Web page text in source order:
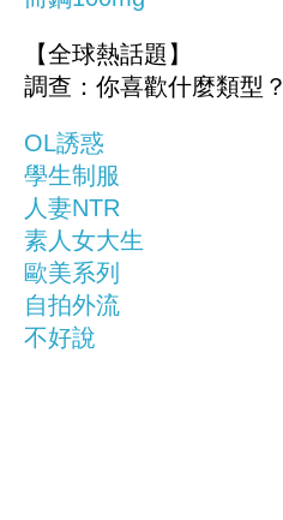
【全球熱話題】
調查：你喜歡什麼類型？
OL誘惑
學生制服
人妻NTR
素人女大生
歐美系列
自拍外流
不好說